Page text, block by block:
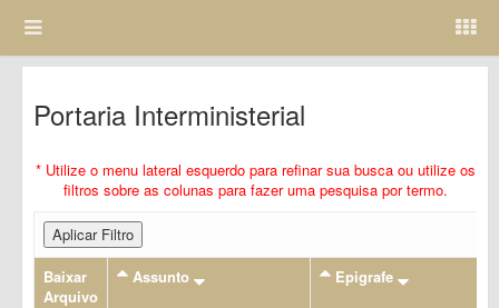
Portaria Interministerial
* Utilize o menu lateral esquerdo para refinar sua busca ou utilize os
filtros sobre as colunas para fazer uma pesquisa por termo.
Aplicar Filtro
Baixar
Arquivo
Assunto Epigrafe